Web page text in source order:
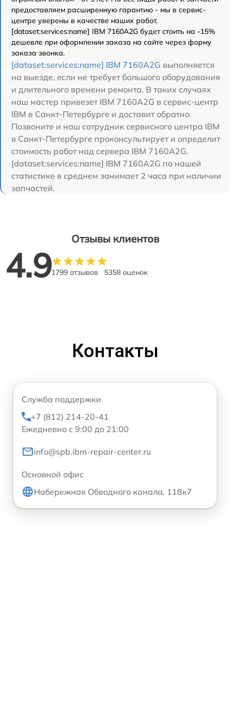
предоставляем расширенную гарантию - мы в сервис-
центре уверены в качестве наших работ.
[dataset:services:name] IBM 7160A2G будет стоить на -15%
дешевле при оформлении заказа на сайте через форму
заказа звонка.
[dataset:services:name] IBM 7160A2G выполняется
на выезде, если не требует большого оборудования
и длительного времени ремонта. В таких случаях
наш мастер привезет IBM 7160A2G в сервис-центр
IBM в Санкт-Петербурге и доставит обратно.
Позвоните и наш сотрудник сервисного центра IBM
в Санкт-Петербурге проконсультирует и определит
стоимость работ над сервера IBM 7160A2G.
[dataset:services:name] IBM 7160A2G по нашей
статистике в среднем занимает 2 часа при наличии
запчастей.
Отзывы клиентов
4.91799 отзывов 5358 оценок
Контакты
Служба поддержки
+7 (812) 214-20-41
Ежедневно с 9:00 до 21:00
info@spb.ibm-repair-center.ru
Основной офис
Набережная Обводного канала, 118к7